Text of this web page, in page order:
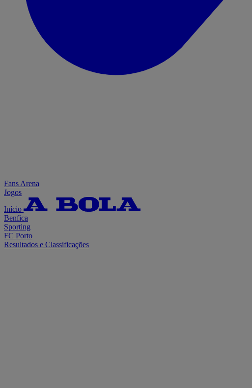
Fans Arena
Jogos
Início
Benfica
Sporting
FC Porto
Resultados e Classificações